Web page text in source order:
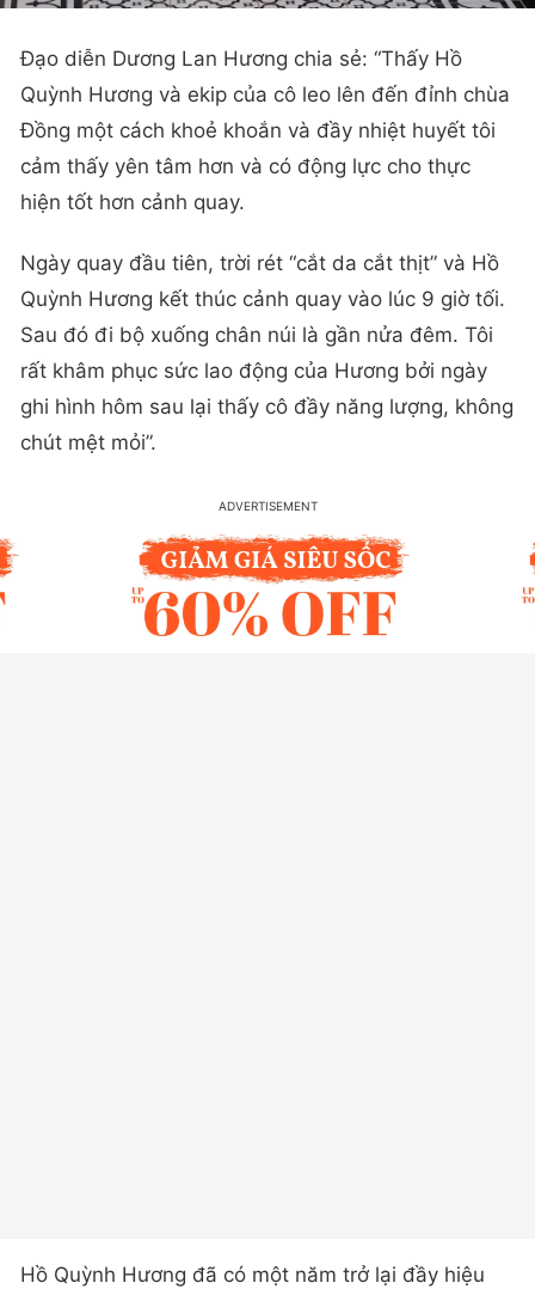
Đạo diễn Dương Lan Hương chia sẻ: “Thấy Hồ
Quỳnh Hương và ekip của cô leo lên đến đỉnh chùa
Đồng một cách khoẻ khoắn và đầy nhiệt huyết tôi
cảm thấy yên tâm hơn và có động lực cho thực
hiện tốt hơn cảnh quay.
Ngày quay đầu tiên, trời rét “cắt da cắt thịt” và Hồ
Quỳnh Hương kết thúc cảnh quay vào lúc 9 giờ tối.
Sau đó đi bộ xuống chân núi là gần nửa đêm. Tôi
rất khâm phục sức lao động của Hương bởi ngày
ghi hình hôm sau lại thấy cô đầy năng lượng, không
chút mệt mỏi”.
Hồ Quỳnh Hương đã có một năm trở lại đầy hiệu